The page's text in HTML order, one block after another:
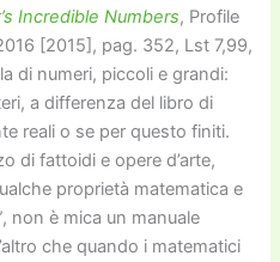
Incredible Numbers, Profile
[2015], pag. 352, Lst 7,99,
di numeri, piccoli e grandi:
a differenza del libro di
reali o se per questo finiti.
di fattoidi e opere d’arte,
proprietà matematica e
non è mica un manuale
che quando i matematici